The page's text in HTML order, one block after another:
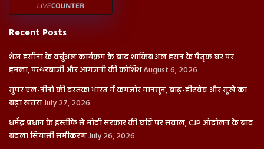
Recent Posts
शेख हसीना के वर्चुअल कार्यक्रम के बाद शाकिब अल हसन के पैतृक घर पर
हमला, पत्थरबाजी और आगजनी की कोशिशAugust 6, 2026
सुपर एल-नीनो की दस्तक! भारत में कमजोर मानसून, बाढ़-हीटवेव और सूखे का
बढ़ा खतराJuly 27, 2026
धर्मेंद्र प्रधान के इस्तीफे से मोदी सरकार की छवि पर सवाल, CJP आंदोलन के बाद
बदला सियासी समीकरणJuly 26, 2026